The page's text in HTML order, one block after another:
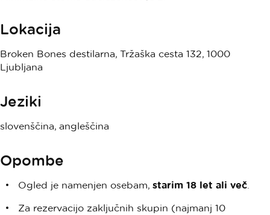
Lokacija
Broken Bones destilarna, Tržaška cesta 132, 1000
Ljubljana
Jeziki
slovenščina, angleščina
Opombe
Ogled je namenjen osebam, starim 18 let ali več
Za rezervacijo zaključnih skupin (najmanj 10